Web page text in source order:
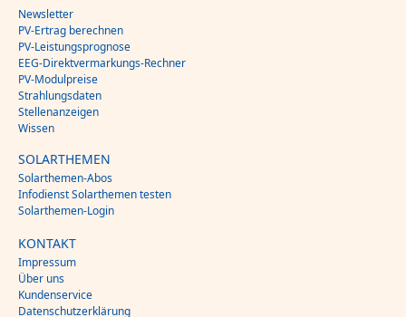
Newsletter
PV-Ertrag berechnen
PV-Leistungsprognose
EEG-Direktvermarkungs-Rechner
PV-Modulpreise
Strahlungsdaten
Stellenanzeigen
Wissen
SOLARTHEMEN
Solarthemen-Abos
Infodienst Solarthemen testen
Solarthemen-Login
KONTAKT
Impressum
Über uns
Kundenservice
Datenschutzerklärung